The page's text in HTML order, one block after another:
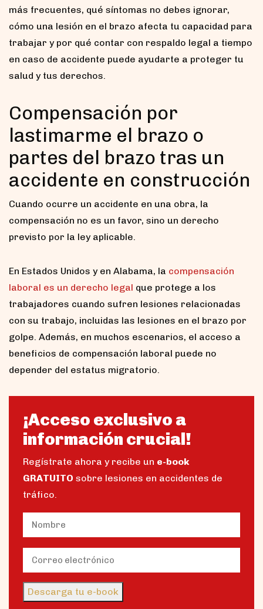
más frecuentes, qué síntomas no debes ignorar,
cómo una lesión en el brazo afecta tu capacidad para
trabajar y por qué contar con respaldo legal a tiempo
en caso de accidente puede ayudarte a proteger tu
salud y tus derechos.
Compensación por
lastimarme el brazo o
partes del brazo tras un
accidente en construcción
Cuando ocurre un accidente en una obra, la
compensación no es un favor, sino un derecho
previsto por la ley aplicable.
En Estados Unidos y en Alabama, la compensación
laboral es un derecho legal que protege a los
trabajadores cuando sufren lesiones relacionadas
con su trabajo, incluidas las lesiones en el brazo por
golpe. Además, en muchos escenarios, el acceso a
beneficios de compensación laboral puede no
depender del estatus migratorio.
¡Acceso exclusivo a
información crucial!
Regístrate ahora y recibe un e-book
GRATUITO sobre lesiones en accidentes de
tráfico.
Name (Obligatorio)
Nombre
Email (Obligatorio)
Descarga tu e-book